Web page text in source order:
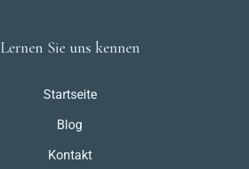
Lernen Sie uns kennen
Startseite
Blog
Kontakt